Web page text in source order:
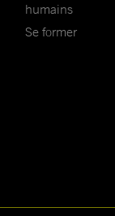
humains
Se former